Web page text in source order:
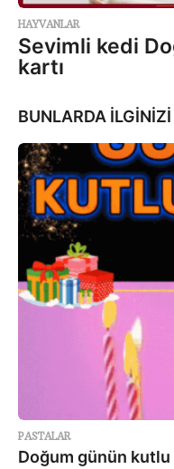
HAYVANLAR
Sevimli kedi
kartı
BUNLARDA
PASTALAR
Doğum günün kutlu